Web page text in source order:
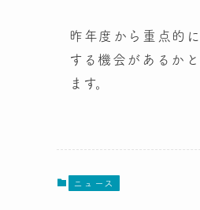
昨年度から重点的
する機会があるか
ます。
ニュース